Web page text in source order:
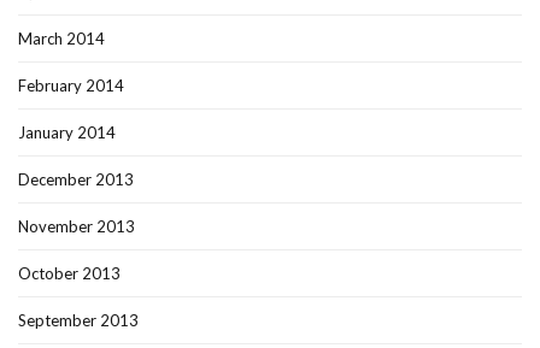
March 2014
February 2014
January 2014
December 2013
November 2013
October 2013
September 2013